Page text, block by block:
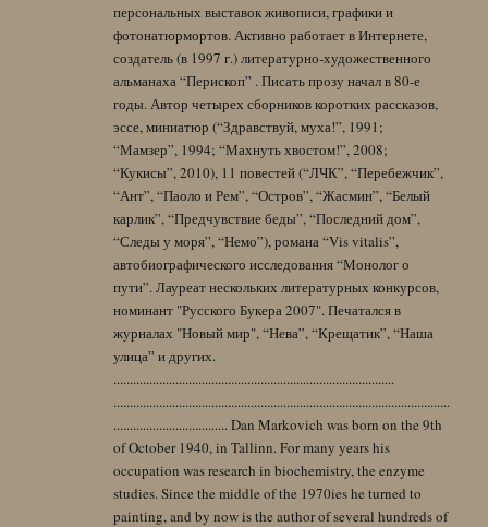
персональных выставок живописи, графики и
фотонатюрмортов. Активно работает в Интернете,
создатель (в 1997 г.) литературно-художественного
альманаха “Перископ” . Писать прозу начал в 80-е
годы. Автор четырех сборников коротких рассказов,
эссе, миниатюр (“Здравствуй, муха!”, 1991;
“Мамзер”, 1994; “Махнуть хвостом!”, 2008;
“Кукисы”, 2010), 11 повестей (“ЛЧК”, “Перебежчик”,
“Ант”, “Паоло и Рем”, “Остров”, “Жасмин”, “Белый
карлик”, “Предчувствие беды”, “Последний дом”,
“Следы у моря”, “Немо”), романа “Vis vitalis”,
автобиографического исследования “Монолог о
пути”. Лауреат нескольких литературных конкурсов,
номинант "Русского Букера 2007". Печатался в
журналах "Новый мир", “Нева”, “Крещатик”, “Наша
улица” и других.
......................................................................................
.......................................................................................................
................................... Dan Markovich was born on the 9th
of October 1940, in Tallinn. For many years his
occupation was research in biochemistry, the enzyme
studies. Since the middle of the 1970ies he turned to
painting, and by now is the author of several hundreds of